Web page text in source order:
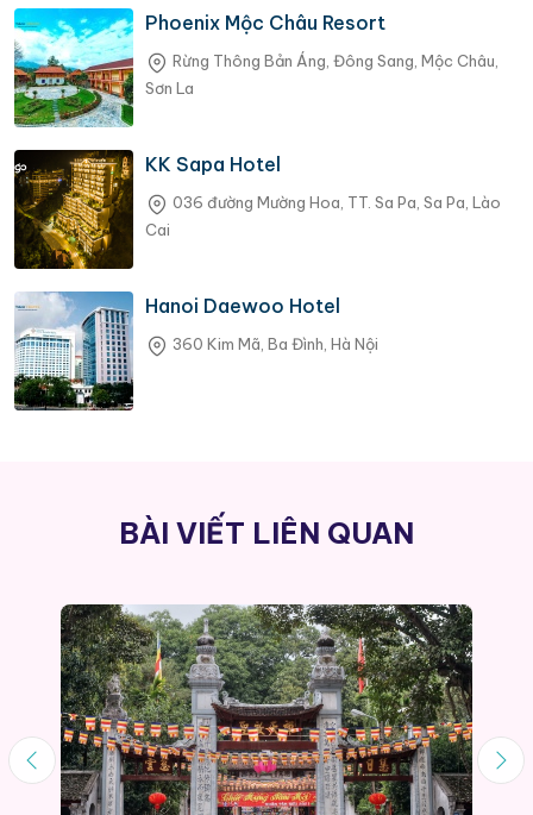
Phoenix Mộc Châu Resort
Rừng Thông Bản Áng, Đông Sang, Mộc Châu,
Sơn La
KK Sapa Hotel
036 đường Mường Hoa, TT. Sa Pa, Sa Pa, Lào
Cai
Hanoi Daewoo Hotel
360 Kim Mã, Ba Đình, Hà Nội
BÀI VIẾT LIÊN QUAN